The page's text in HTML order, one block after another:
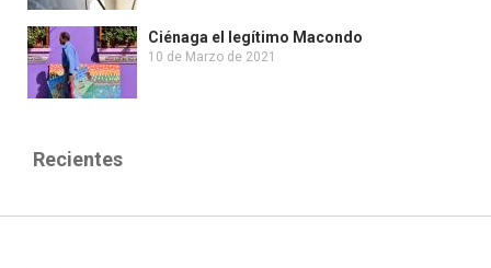
Ciénaga el legítimo Macondo
10 de Marzo de 2021
Recientes